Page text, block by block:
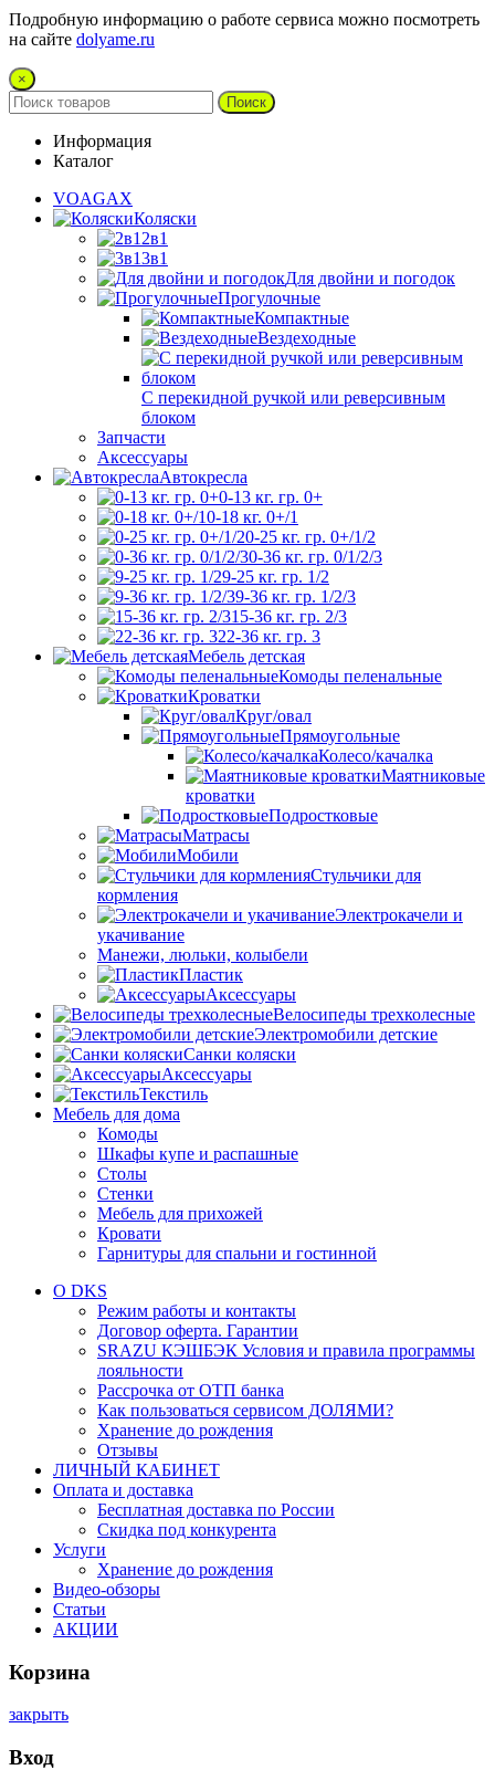
Подробную информацию о работе сервиса можно посмотреть
на сайте dolyame.ru
×
Поиск
Информация
Каталог
VOAGAX
Коляски
2в1
3в1
Для двойни и погодок
Прогулочные
Компактные
Вездеходные
С перекидной ручкой или реверсивным
блоком
Запчасти
Аксессуары
Автокресла
0-13 кг. гр. 0+
0-18 кг. 0+/1
0-25 кг. гр. 0+/1/2
0-36 кг. гр. 0/1/2/3
9-25 кг. гр. 1/2
9-36 кг. гр. 1/2/3
15-36 кг. гр. 2/3
22-36 кг. гр. 3
Мебель детская
Комоды пеленальные
Кроватки
Круг/овал
Прямоугольные
Колесо/качалка
Маятниковые
кроватки
Подростковые
Матрасы
Мобили
Стульчики для
кормления
Электрокачели и
укачивание
Манежи, люльки, колыбели
Пластик
Аксессуары
Велосипеды трехколесные
Электромобили детские
Санки коляски
Аксессуары
Текстиль
Мебель для дома
Комоды
Шкафы купе и распашные
Столы
Стенки
Мебель для прихожей
Кровати
Гарнитуры для спальни и гостинной
О DKS
Режим работы и контакты
Договор оферта. Гарантии
SRAZU КЭШБЭК Условия и правила программы
лояльности
Рассрочка от ОТП банка
Как пользоваться сервисом ДОЛЯМИ?
Хранение до рождения
Отзывы
ЛИЧНЫЙ КАБИНЕТ
Оплата и доставка
Бесплатная доставка по России
Скидка под конкурента
Услуги
Хранение до рождения
Видео-обзоры
Статьи
АКЦИИ
Корзина
закрыть
Вход